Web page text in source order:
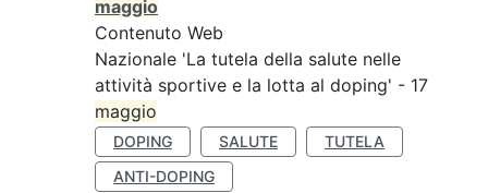
maggio
Contenuto Web
Nazionale 'La tutela della salute nelle
attività sportive e la lotta al doping' - 17
maggio
DOPING SALUTE
TUTELA
ANTI-DOPING